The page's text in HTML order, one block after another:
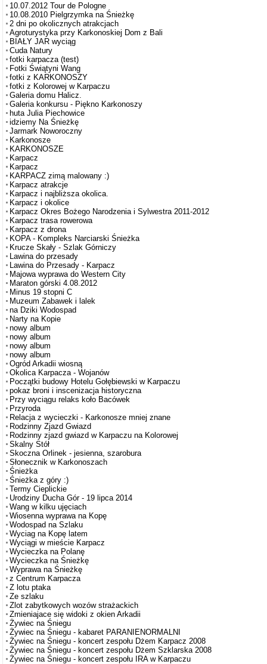
10.07.2012 Tour de Pologne
10.08.2010 Pielgrzymka na Śnieżkę
2 dni po okolicznych atrakcjach
Agroturystyka przy Karkonoskiej Dom z Bali
BIAŁY JAR wyciąg
Cuda Natury
fotki karpacza (test)
Fotki Świątyni Wang
fotki z KARKONOSZY
fotki z Kolorowej w Karpaczu
Galeria domu Halicz.
Galeria konkursu - Piękno Karkonoszy
huta Julia Piechowice
idziemy Na Śnieżkę
Jarmark Noworoczny
Karkonosze
KARKONOSZE
Karpacz
Karpacz
KARPACZ zimą malowany :)
Karpacz atrakcje
Karpacz i najbliższa okolica.
Karpacz i okolice
Karpacz Okres Bożego Narodzenia i Sylwestra 2011-2012
Karpacz trasa rowerowa
Karpacz z drona
KOPA - Kompleks Narciarski Śnieżka
Krucze Skały - Szlak Górniczy
Lawina do przesady
Lawina do Przesady - Karpacz
Majowa wyprawa do Western City
Maraton górski 4.08.2012
Minus 19 stopni C
Muzeum Zabawek i lalek
na Dziki Wodospad
Narty na Kopie
nowy album
nowy album
nowy album
nowy album
Ogród Arkadii wiosną
Okolica Karpacza - Wojanów
Początki budowy Hotelu Gołębiewski w Karpaczu
pokaz broni i inscenizacja historyczna
Przy wyciągu relaks koło Bacówek
Przyroda
Relacja z wycieczki - Karkonosze mniej znane
Rodzinny Zjazd Gwiazd
Rodzinny zjazd gwiazd w Karpaczu na Kolorowej
Skalny Stół
Skoczna Orlinek - jesienna, szarobura
Słonecznik w Karkonoszach
Śnieżka
Śnieżka z góry :)
Termy Cieplickie
Urodziny Ducha Gór - 19 lipca 2014
Wang w kilku ujęciach
Wiosenna wyprawa na Kopę
Wodospad na Szlaku
Wyciag na Kopę latem
Wyciągi w mieście Karpacz
Wycieczka na Polanę
Wycieczka na Śnieżkę
Wyprawa na Śnieżkę
z Centrum Karpacza
Z lotu ptaka
Ze szlaku
Zlot zabytkowych wozów strażackich
Zmieniajace się widoki z okien Arkadii
Żywiec na Śniegu
Żywiec na Śniegu - kabaret PARANIENORMALNI
Żywiec na Śniegu - koncert zespołu Dżem Karpacz 2008
Żywiec na Śniegu - koncert zespołu Dżem Szklarska 2008
Żywiec na Śniegu - koncert zespołu IRA w Karpaczu